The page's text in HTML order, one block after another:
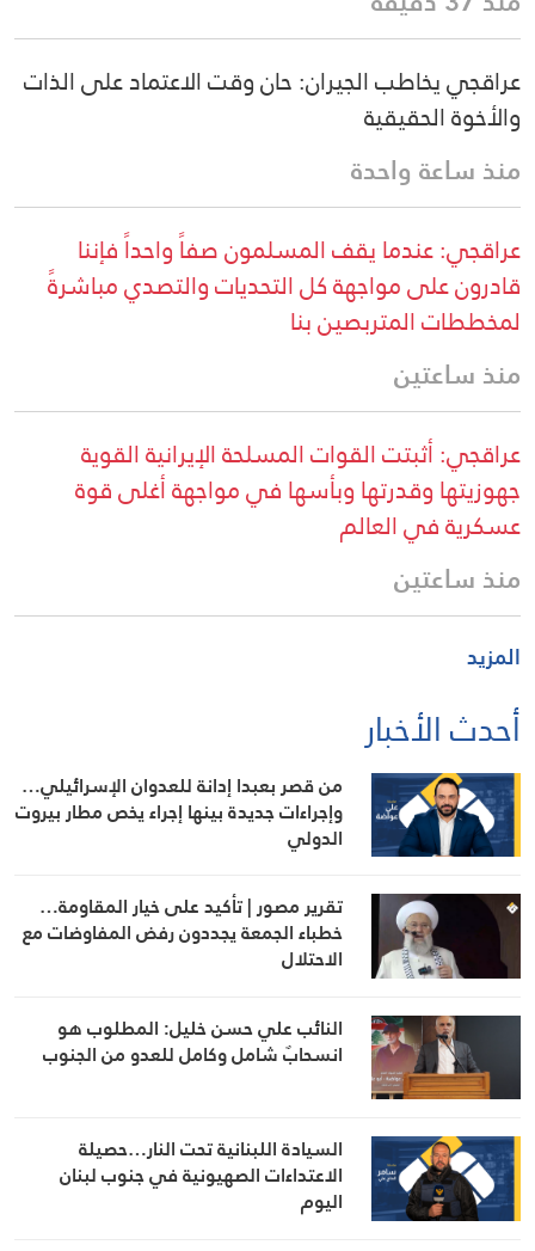
عراقجي يخاطب الجيران: حان وقت الاعتماد على الذات
والأخوة الحقيقية
منذ ساعة واحدة
عراقجي: عندما يقف المسلمون صفاً واحداً فإننا
قادرون على مواجهة كل التحديات والتصدي مباشرةً
لمخططات المتربصين بنا
منذ ساعتين
عراقجي: أثبتت القوات المسلحة الإيرانية القوية
جهوزيتها وقدرتها وبأسها في مواجهة أغلى قوة
عسكرية في العالم
منذ ساعتين
المزيد
أحدث الأخبار
من قصر بعبدا إدانة للعدوان الإسرائيلي…
وإجراءات جديدة بينها إجراء يخص مطار بيروت
الدولي
تقرير مصور | تأكيد على خيار المقاومة…
خطباء الجمعة يجددون رفض المفاوضات مع
الاحتلال
النائب علي حسن خليل: المطلوب هو
انسحابٌ شامل وكامل للعدو من الجنوب
السيادة اللبنانية تحت النار…حصيلة
الاعتداءات الصهيونية في جنوب لبنان
اليوم